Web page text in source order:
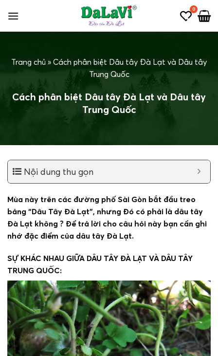
qua
nội
0
Trang chủ » Cách phân biệt Dâu tây Đà Lạt và Dâu tây
Trung Quốc
Cách phân biệt Dâu tây Đà Lạt và Dâu tây
Trung Quốc
Nội dung thu gọn
Mùa này trên các đường phố Sài Gòn bắt đầu treo
bảng “Dâu Tây Đà Lạt”, nhưng Đó có phải là dâu tây
Đà Lạt không ? Để trả lời cho câu hỏi này bạn cần ghi
nhớ đặc điểm của dâu tây Đà Lạt.
SỰ KHÁC NHAU GIỮA DÂU TÂY ĐÀ LẠT VÀ DÂU TÂY
TRUNG QUỐC: